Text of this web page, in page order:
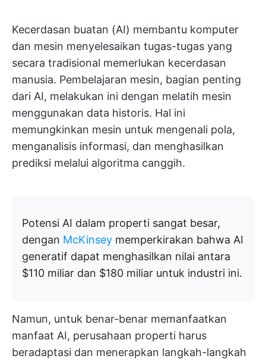
Kecerdasan buatan (AI) membantu komputer
dan mesin menyelesaikan tugas-tugas yang
secara tradisional memerlukan kecerdasan
manusia. Pembelajaran mesin, bagian penting
dari AI, melakukan ini dengan melatih mesin
menggunakan data historis. Hal ini
memungkinkan mesin untuk mengenali pola,
menganalisis informasi, dan menghasilkan
prediksi melalui algoritma canggih.
Potensi AI dalam properti sangat besar,
dengan McKinsey memperkirakan bahwa AI
generatif dapat menghasilkan nilai antara
$110 miliar dan $180 miliar untuk industri ini.
Namun, untuk benar-benar memanfaatkan
manfaat AI, perusahaan properti harus
beradaptasi dan menerapkan langkah-langkah